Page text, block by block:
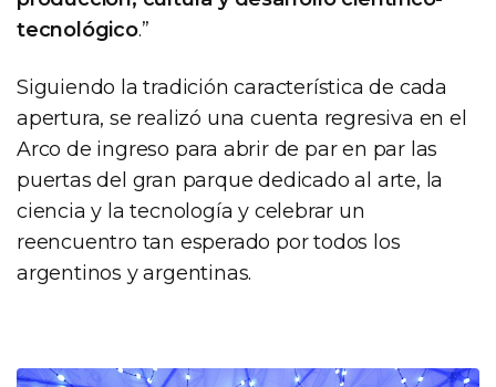
tecnológico.”
Siguiendo la tradición característica de cada
apertura, se realizó una cuenta regresiva en el
Arco de ingreso para abrir de par en par las
puertas del gran parque dedicado al arte, la
ciencia y la tecnología y celebrar un
reencuentro tan esperado por todos los
argentinos y argentinas.